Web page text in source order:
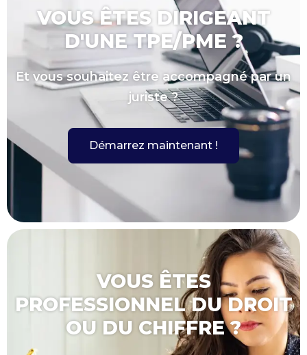
VOUS ÊTES DIRIGEANT
D'UNE TPE/PME ?
Et vous souhaitez être accompagné par un
juriste ?
Démarrez maintenant !
VOUS ÊTES
PROFESSIONNEL DU DROIT
OU DU CHIFFRE ?